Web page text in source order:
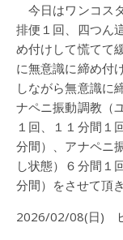
今日はワンコス
排便１回、四つん
め付けして慌てて
に無意識に締め付
しながら無意識に
ナペニ振動調教（
１回、１１分間１
分間）、アナペニ
し状態）６分間１
分間）をさせて頂
2026/02/08(日)